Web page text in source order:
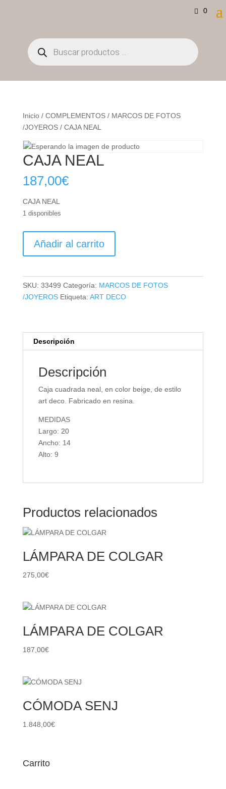
0
Búsqueda
de
productos
Inicio/ COMPLEMENTOS/ MARCOS DE FOTOS
/JOYEROS/ CAJA NEAL
CAJA NEAL
187,00€
CAJA NEAL
1 disponibles
NEALAñadir al carrito
SKU: 33499 Categoría: MARCOS DE FOTOS
/JOYEROS Etiqueta: ART DECO
Descripción
Descripción
Caja cuadrada neal, en color beige, de estilo
art deco. Fabricado en resina.
MEDIDAS
Largo: 20
Ancho: 14
Alto: 9
Productos relacionados
LÁMPARA DE COLGAR
275,00€
LÁMPARA DE COLGAR
187,00€
CÓMODA SENJ
1.848,00€
Carrito